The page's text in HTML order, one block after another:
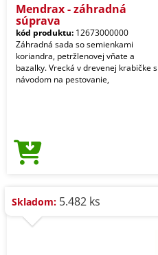
Mendrax - záhradná
súprava
kód produktu: 12673000000
Záhradná sada so semienkami
koriandra, petržlenovej vňate a
bazalky. Vrecká v drevenej krabičke s
návodom na pestovanie,
Skladom: 5.482 ks